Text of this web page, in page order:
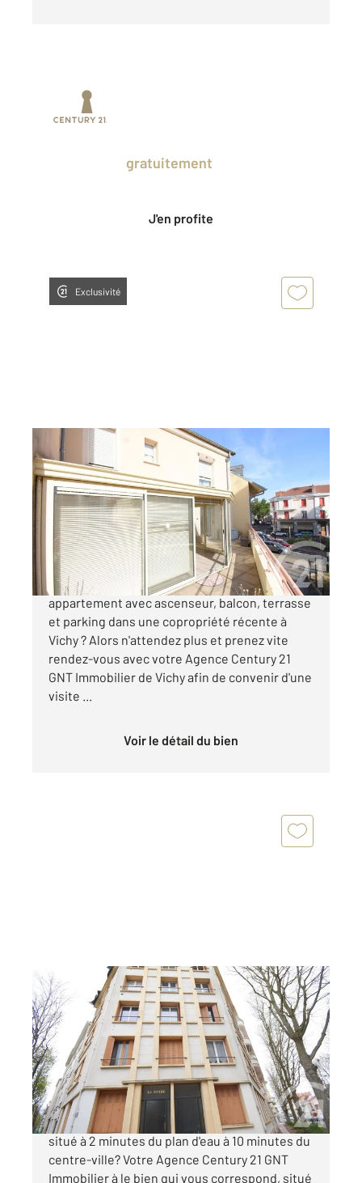
gratuitement
J'en profite
Exclusivité
VICHY 03
78,17 m2, 3 pièces
Ref : 1955
Appartement F3 à vendre
210 000 €
EEXCLUSIVITÉ !!! Vous recherchez un
appartement avec ascenseur, balcon, terrasse
et parking dans une copropriété récente à
Vichy ? Alors n'attendez plus et prenez vite
rendez-vous avec votre Agence Century 21
GNT Immobilier de Vichy afin de convenir d'une
visite ...
Voir le détail du bien
VICHY 03
38,17 m2, 2 pièces
Ref : 1305
Appartement T2 à vendre
68 000 €
Vous êtes à la recherche d'un appartement
situé à 2 minutes du plan d'eau à 10 minutes du
centre-ville? Votre Agence Century 21 GNT
Immobilier à le bien qui vous correspond, situé